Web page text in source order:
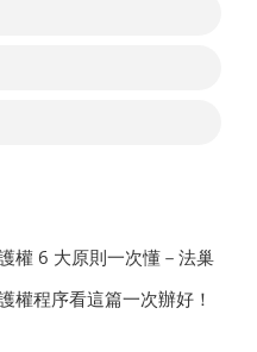
權 6 大原則一次懂－法巢
權程序看這篇一次辦好！